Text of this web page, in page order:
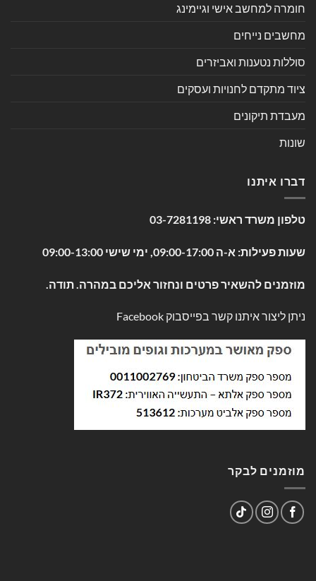
חומרה למחשב אישי וגיימינג
מחשבים נייחים
סוללות נטענות ואביזרים
ציוד מתקדם לחנויות ועסקים
מעבדת תיקונים
שונות
דברו איתנו
טלפון משרד ראשי: 03-7281198
שעות פעילות: א-ה 09:00-17:00, ימי שישי 09:00-13:00
מוזמנים להשאיר פרטים ונחזור אליכם במהרה. תודה.
ניתן ליצור איתנו קשר בפייסבוק Facebook
מוזמנים לבקר